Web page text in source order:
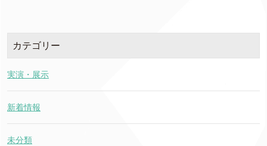
カテゴリー
実演・展示
新着情報
未分類